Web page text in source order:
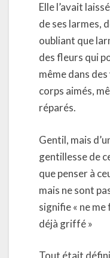
Elle l’avait
de ses larmes,
oubliant que
des fleurs qui
même dans
corps aimés,
réparés.
Gentil, mais
gentillesse de
que penser à
mais ne sont
signifie « ne me
déjà griffé »
Tout était